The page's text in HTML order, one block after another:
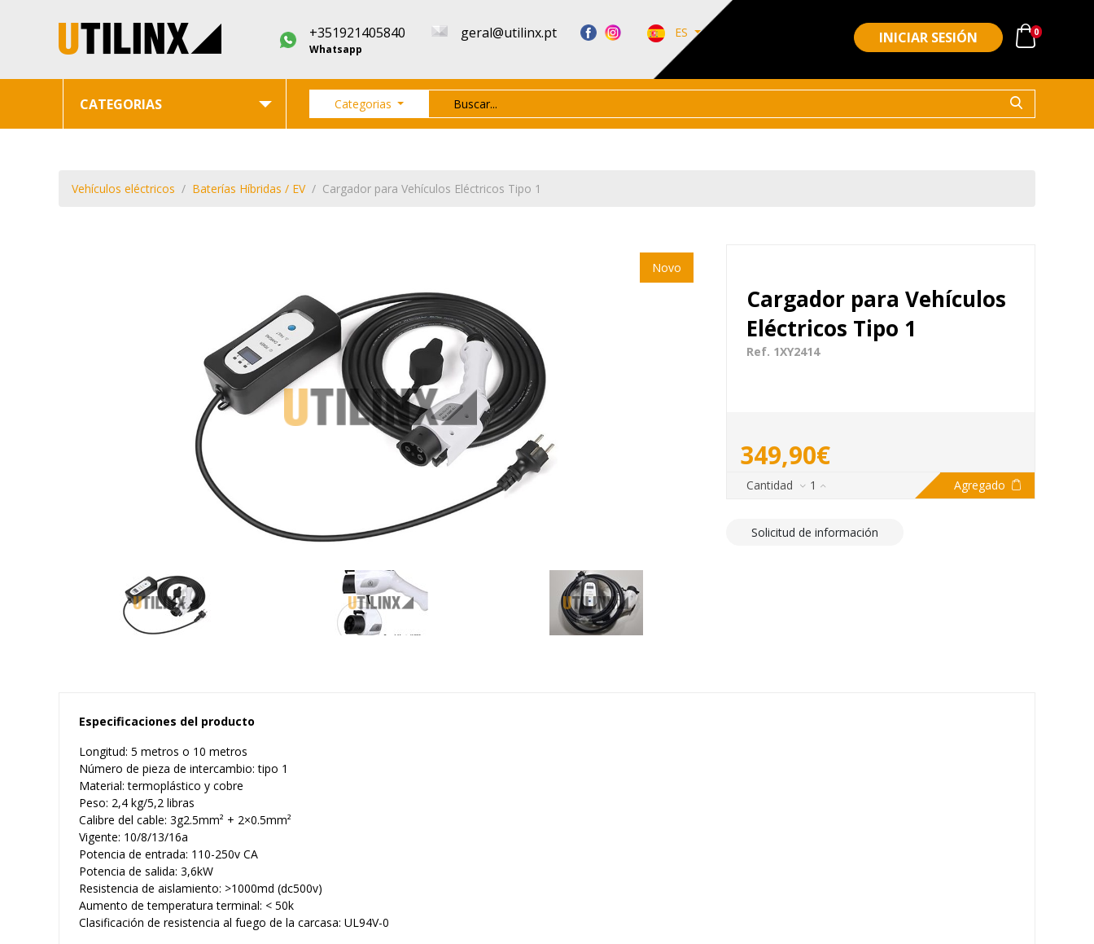
+351921405840
Whatsapp
geral@utilinx.pt ES INICIAR SESIÓN 0
CATEGORIAS Categorias
Vehículos eléctricos Baterías Híbridas / EV Cargador para Vehículos Eléctricos Tipo 1
Novo
Cargador para Vehículos
Eléctricos Tipo 1
Ref. 1XY2414
349,90€
Cantidad 1 Agregado
Solicitud de información
Especificaciones del producto
Longitud: 5 metros o 10 metros
Número de pieza de intercambio: tipo 1
Material: termoplástico y cobre
Peso: 2,4 kg/5,2 libras
Calibre del cable: 3g2.5mm² + 2×0.5mm²
Vigente: 10/8/13/16a
Potencia de entrada: 110-250v CA
Potencia de salida: 3,6kW
Resistencia de aislamiento: >1000md (dc500v)
Aumento de temperatura terminal: < 50k
Clasificación de resistencia al fuego de la carcasa: UL94V-0